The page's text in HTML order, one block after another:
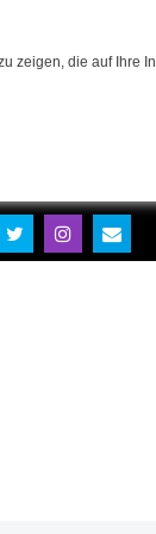
zeigen, die auf Ihre